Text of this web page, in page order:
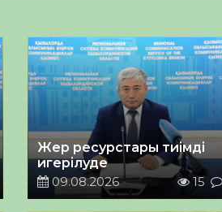
Жер ресурстары тиімді
игерілуде
09.08.2026
15